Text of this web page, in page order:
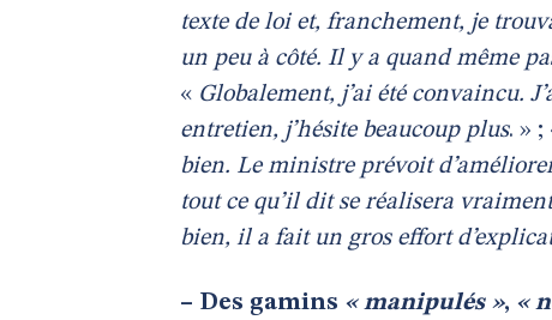
texte de loi et, franchement, je
un peu à côté. Il y a quand même
« Globalement, j’ai été convaincu.
entretien, j’hésite beaucoup plus. » ;
bien. Le ministre prévoit
tout ce qu’il dit se réalisera vraiment
bien, il a fait un gros effort
– Des gamins « manipulés », «